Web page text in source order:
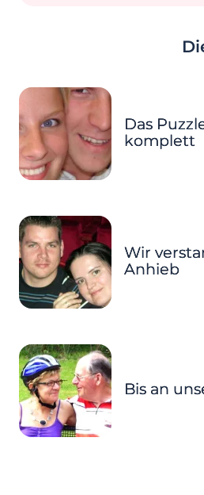
Das
komplett
Wir
Anhieb
Bis an